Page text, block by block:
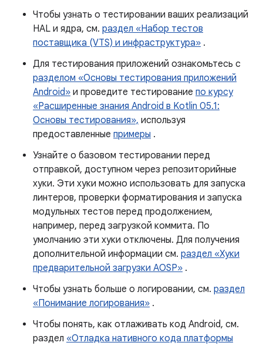
Чтобы узнать о тестировании ваших реализаций
HAL и ядра, см. раздел «Набор тестов
поставщика (VTS) и инфраструктура» .
Для тестирования приложений ознакомьтесь с
разделом «Основы тестирования приложений
Android» и проведите тестирование по курсу
«Расширенные знания Android в Kotlin 05.1:
Основы тестирования», используя
предоставленные примеры .
Узнайте о базовом тестировании перед
отправкой, доступном через репозиторийные
хуки. Эти хуки можно использовать для запуска
линтеров, проверки форматирования и запуска
модульных тестов перед продолжением,
например, перед загрузкой коммита. По
умолчанию эти хуки отключены. Для получения
дополнительной информации см. раздел «Хуки
предварительной загрузки AOSP» .
Чтобы узнать больше о логировании, см. раздел
«Понимание логирования» .
Чтобы понять, как отлаживать код Android, см.
раздел «Отладка нативного кода платформы